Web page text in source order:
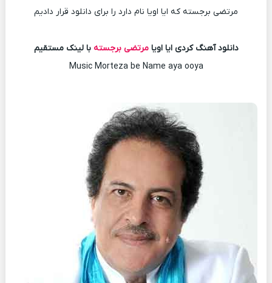
مرتضی برجسته که ایا اویا نام دارد را برای دانلود قرار دادیم
دانلود آهنگ کردی ایا اویامرتضی برجسته با لینک مستقیم
Music Morteza be Name aya ooya